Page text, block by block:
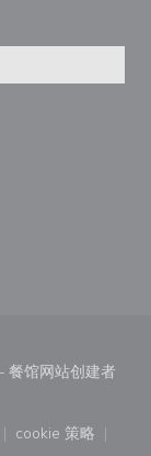
新窗口中打开))
馆网站创建者
打开))
中打开))
cookie 策略
((在新窗口